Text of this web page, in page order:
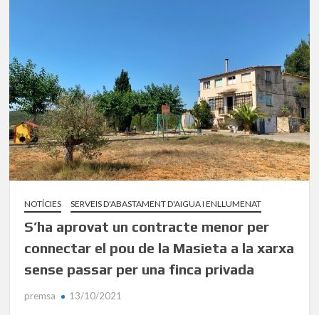
NOTÍCIES SERVEIS D'ABASTAMENT D'AIGUA I ENLLUMENAT
S’ha aprovat un contracte menor per
connectar el pou de la Masieta a la xarxa
sense passar per una finca privada
premsa 13/10/2021